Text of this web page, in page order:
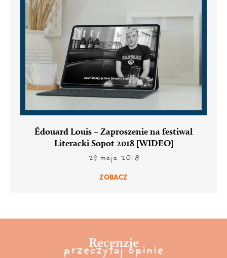
Édouard Louis – Zaproszenie na festiwal
Literacki Sopot 2018 [WIDEO]
29 maja 2018
ZOBACZ
Recenzje
przeczytaj opinie